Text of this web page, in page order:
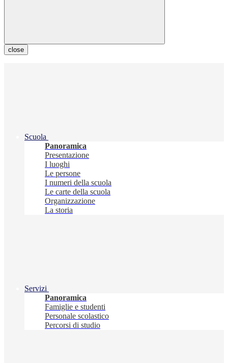
close
Scuola
Panoramica
Presentazione
I luoghi
Le persone
I numeri della scuola
Le carte della scuola
Organizzazione
La storia
Servizi
Panoramica
Famiglie e studenti
Personale scolastico
Percorsi di studio